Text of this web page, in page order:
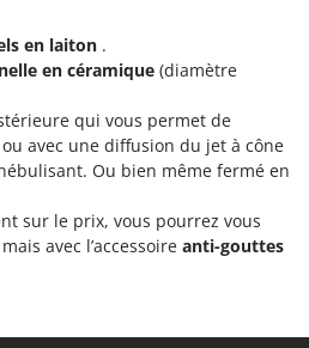
pour tracteur
Hachettes
tracteur
en laiton .
en céramique (diamètre
qui vous permet de
avec une diffusion du jet à cône
Ou bien même fermé en
sur le prix, vous pourrez vous
avec l’accessoire anti-gouttes